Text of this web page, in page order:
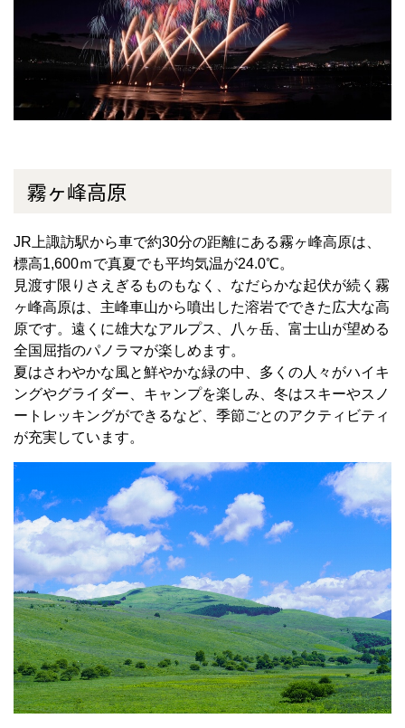
霧ヶ峰高原
JR 上諏訪駅から車で約30分の距離にある霧ヶ峰高原は、
標高1,600ｍで真夏でも平均気温が24.0℃。
見渡す限りさえぎるものもなく、なだらかな起伏が続く霧
ヶ峰高原は、主峰車山から噴出した溶岩でできた広大な高
原です。遠くに雄大なアルプス、八ヶ岳、富士山が望める
全国屈指のパノラマが楽しめます。
夏はさわやかな風と鮮やかな緑の中、多くの人々がハイキ
ングやグライダー、キャンプを楽しみ、冬はスキーやスノ
ートレッキングができるなど、季節ごとのアクティビティ
が充実しています。